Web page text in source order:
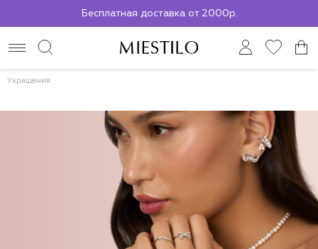
Бесплатная доставка от 2000р.
По всей России до ПВЗ СДЭК
Украшения